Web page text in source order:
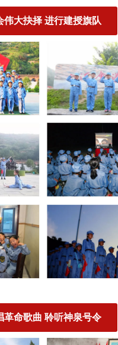
伟大抉择 进行建授旗队
革命歌曲 聆听神泉号令